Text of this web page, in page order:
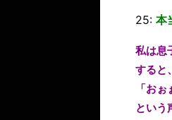
25: 本
私は息
すると
「お
という